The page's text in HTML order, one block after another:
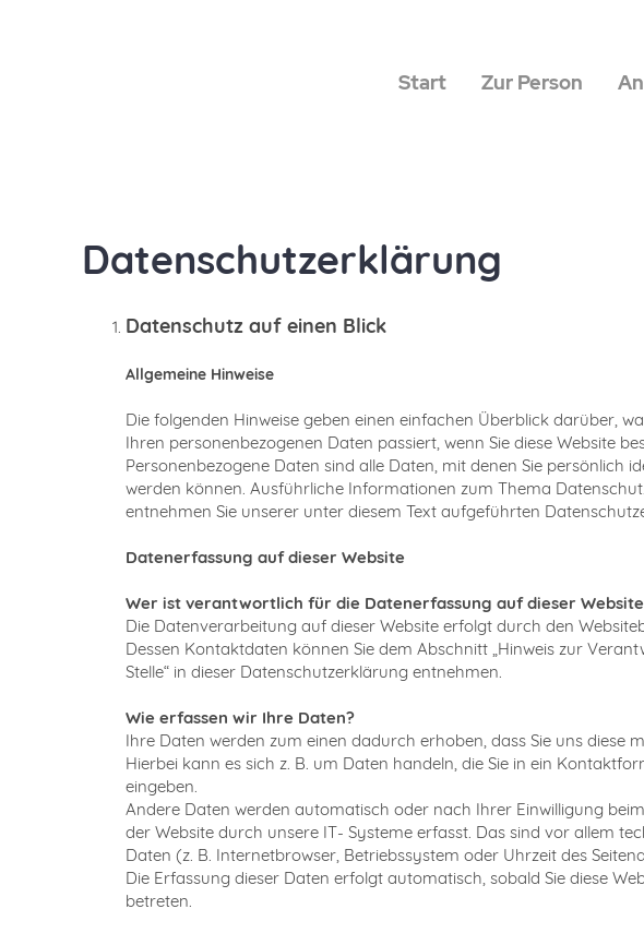
Start Zur Person
Datenschutzerklärung
Datenschutz auf einen Blick
Allgemeine Hinweise
Die folgenden Hinweise geben einen einfachen Überblick darüber,
Ihren personenbezogenen Daten passiert, wenn Sie diese Website
Personenbezogene Daten sind alle Daten, mit denen Sie persönlich
werden können. Ausführliche Informationen zum Thema
entnehmen Sie unserer unter diesem Text aufgeführten
Datenerfassung auf dieser Website
Wer ist verantwortlich für die Datenerfassung auf dieser
Die Datenverarbeitung auf dieser Website erfolgt durch den
Dessen Kontaktdaten können Sie dem Abschnitt „Hinweis zur
Stelle“ in dieser Datenschutzerklärung entnehmen.
Wie erfassen wir Ihre Daten?
Ihre Daten werden zum einen dadurch erhoben, dass Sie uns diese
Hierbei kann es sich z. B. um Daten handeln, die Sie in ein
eingeben.
Andere Daten werden automatisch oder nach Ihrer Einwilligung
der Website durch unsere IT- Systeme erfasst. Das sind vor allem
Daten (z. B. Internetbrowser, Betriebssystem oder Uhrzeit des
Die Erfassung dieser Daten erfolgt automatisch, sobald Sie diese
betreten.